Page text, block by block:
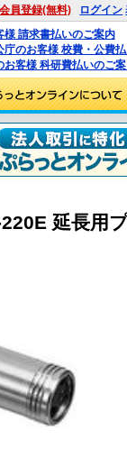
会員登録(無料) ログイン
様 請求書払いのご案内
庁のお客様 校費・公費
お客様 科研費払いのご
延長用